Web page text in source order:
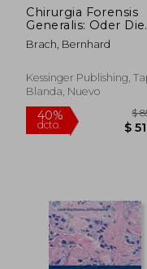
45%
dcto. $
Chirurgia Forensis
Generalis: Oder Die
Forensische Lehre
Von Den
Allgemeinen (1854)
(en Alemán)
Brach, Bernhard
Kessinger Publishing,
Blanda, Nuevo